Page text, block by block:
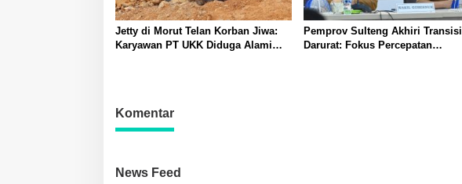
Jetty di Morut Telan Korban Jiwa:
Karyawan PT UKK Diduga Alami
Pemprov Sulteng Akhiri Transisi
Darurat: Fokus Percepatan
Komentar
News Feed